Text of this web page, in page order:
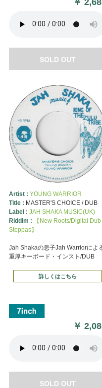
SOLD OUT
Artist : YOUNG WARRIOR
Title : MASTER'S CHOICE / DUB
Label : JAH SHAKA MUSIC(UK)
Riddim :
【New Roots/Digital Dub
Steppas】
Jah Shakaの息子Jah Warriorによ
重厚キーボード・インスト/DUB
詳しくはこちら
￥
SOLD OUT